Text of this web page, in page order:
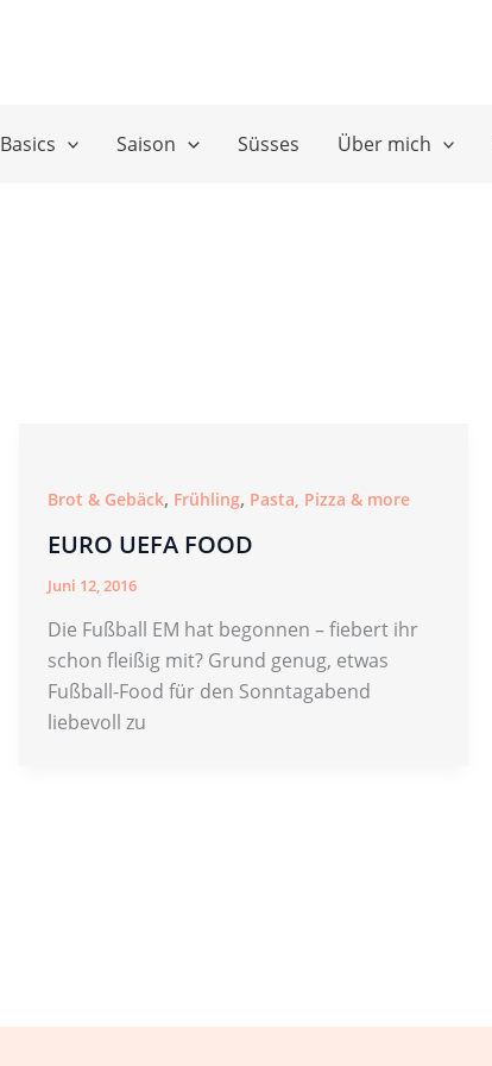
Basics Saison Süsses Über mich
Brot & Gebäck, Frühling, Pasta, Pizza & more
EURO UEFA FOOD
Juni 12, 2016
Die Fußball EM hat begonnen – fiebert ihr
schon fleißig mit? Grund genug, etwas
Fußball-Food für den Sonntagabend
liebevoll zu